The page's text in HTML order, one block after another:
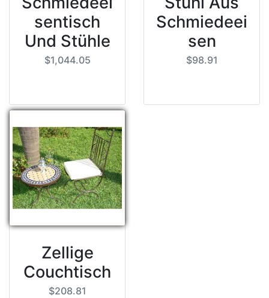
sentisch
Und Stühle
$1,044.05
Schmiedeei
sen
$98.91
Zellige
Couchtisch
$208.81